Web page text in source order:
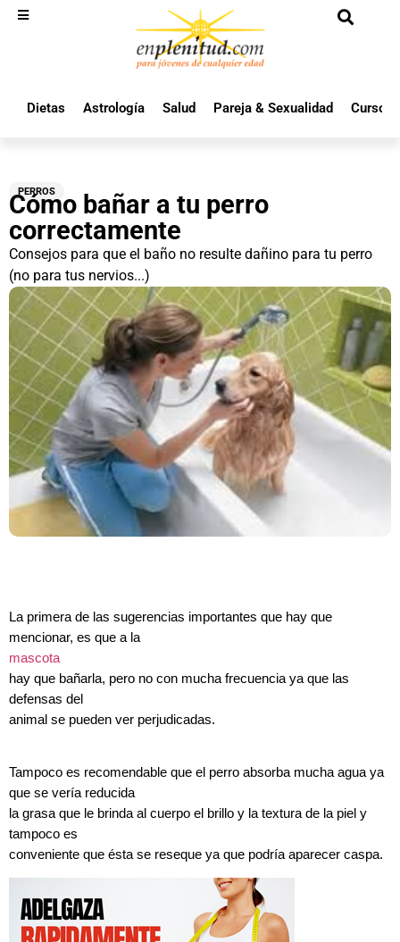
Dietas Astrología Salud Pareja & Sexualidad Cursos
PERROS
Cómo bañar a tu perro
correctamente
Consejos para que el baño no resulte dañino para tu perro
(no para tus nervios...)
La primera de las sugerencias importantes que hay que
mencionar, es que a la
mascota
hay que bañarla, pero no con mucha frecuencia ya que las
defensas del
animal se pueden ver perjudicadas.
Tampoco es recomendable que el perro absorba mucha agua ya
que se vería reducida
la grasa que le brinda al cuerpo el brillo y la textura de la piel y
tampoco es
conveniente que ésta se reseque ya que podría aparecer caspa.